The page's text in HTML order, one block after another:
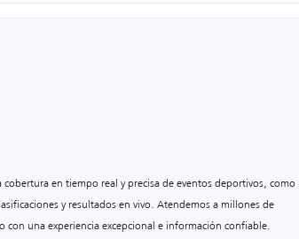
en tiempo real y precisa de eventos deportivos, como
y resultados en vivo. Atendemos a millones de
con una experiencia excepcional e información confiable.